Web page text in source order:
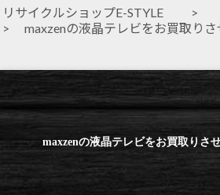
リサイクルショップE-STYLE
>
> maxzenの液晶テレビをお買取りさ
maxzenの液晶テレビをお買取りさ